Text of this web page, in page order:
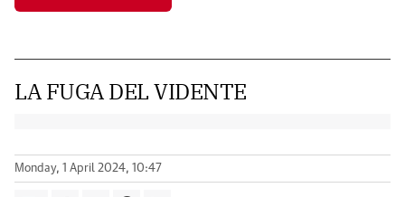
LA FUGA DEL VIDENTE
Monday, 1 April 2024, 10:47